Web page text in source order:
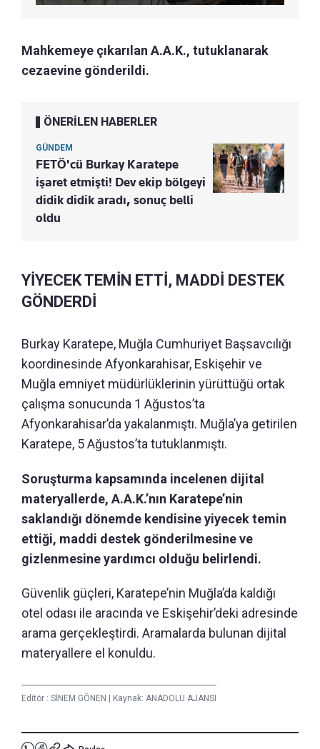
Mahkemeye çıkarılan A.A.K., tutuklanarak
cezaevine gönderildi.
ÖNERİLEN HABERLER
GÜNDEM
FETÖ'cü Burkay Karatepe
işaret etmişti! Dev ekip bölgeyi
didik didik aradı, sonuç belli
oldu
YİYECEK TEMİN ETTİ, MADDİ DESTEK
GÖNDERDİ
Burkay Karatepe, Muğla Cumhuriyet Başsavcılığı
koordinesinde Afyonkarahisar, Eskişehir ve
Muğla emniyet müdürlüklerinin yürüttüğü ortak
çalışma sonucunda 1 Ağustos’ta
Afyonkarahisar’da yakalanmıştı. Muğla’ya getirilen
Karatepe, 5 Ağustos’ta tutuklanmıştı.
Soruşturma kapsamında incelenen dijital
materyallerde, A.A.K.’nın Karatepe’nin
saklandığı dönemde kendisine yiyecek temin
ettiği, maddi destek gönderilmesine ve
gizlenmesine yardımcı olduğu belirlendi.
Güvenlik güçleri, Karatepe’nin Muğla’da kaldığı
otel odası ile aracında ve Eskişehir’deki adresinde
arama gerçekleştirdi. Aramalarda bulunan dijital
materyallere el konuldu.
Editör : SİNEM GÖNEN Kaynak: ANADOLU AJANSI